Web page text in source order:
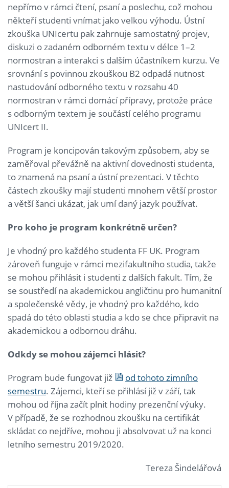
nepřímo v rámci čtení, psaní a poslechu, což mohou
někteří studenti vnímat jako velkou výhodu. Ústní
zkouška UNIcertu pak zahrnuje samostatný projev,
diskuzi o zadaném odborném textu v délce 1–2
normostran a interakci s dalším účastníkem kurzu. Ve
srovnání s povinnou zkouškou B2 odpadá nutnost
nastudování odborného textu v rozsahu 40
normostran v rámci domácí přípravy, protože práce
s odborným textem je součástí celého programu
UNIcert II.
Program je koncipován takovým způsobem, aby se
zaměřoval převážně na aktivní dovednosti studenta,
to znamená na psaní a ústní prezentaci. V těchto
částech zkoušky mají studenti mnohem větší prostor
a větší šanci ukázat, jak umí daný jazyk používat.
Pro koho je program konkrétně určen?
Je vhodný pro každého studenta FF UK. Program
zároveň funguje v rámci mezifakultního studia, takže
se mohou přihlásit i studenti z dalších fakult. Tím, že
se soustředí na akademickou angličtinu pro humanitní
a společenské vědy, je vhodný pro každého, kdo
spadá do této oblasti studia a kdo se chce připravit na
akademickou a odbornou dráhu.
Odkdy se mohou zájemci hlásit?
Program bude fungovat již
od tohoto zimního
semestru. Zájemci, kteří se přihlásí již v září, tak
mohou od října začít plnit hodiny prezenční výuky.
V případě, že se rozhodnou zkoušku na certifikát
skládat co nejdříve, mohou ji absolvovat už na konci
letního semestru 2019/2020.
Tereza Šindelářová